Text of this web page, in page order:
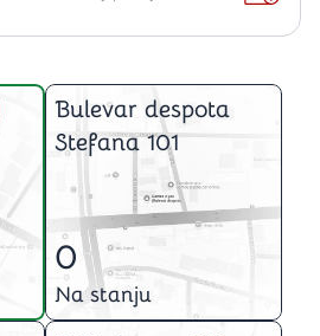
Bulevar despota
Stefana 101
0
Na stanju